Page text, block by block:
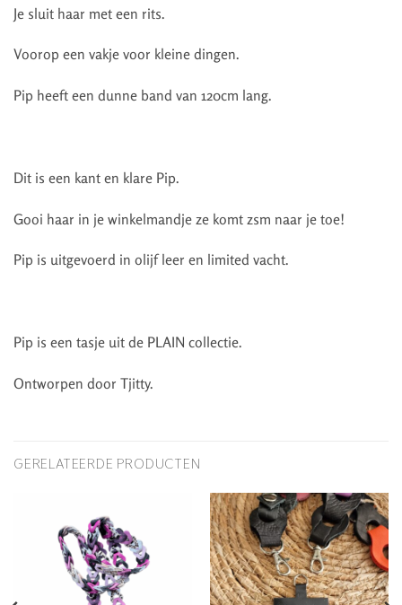
Je sluit haar met een rits.
Voorop een vakje voor kleine dingen.
Pip heeft een dunne band van 120cm lang.
Dit is een kant en klare Pip.
Gooi haar in je winkelmandje ze komt zsm naar je toe!
Pip is uitgevoerd in olijf leer en limited vacht.
Pip is een tasje uit de PLAIN collectie.
Ontworpen door Tjitty.
GERELATEERDE PRODUCTEN